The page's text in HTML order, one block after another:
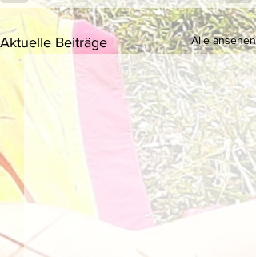
Aktuelle Beiträge Alle ansehen